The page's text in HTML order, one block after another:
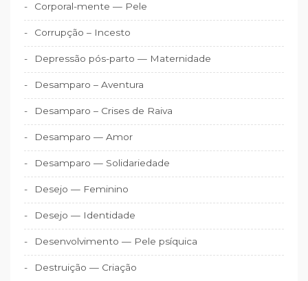
Corporal-mente — Pele
Corrupção – Incesto
Depressão pós-parto — Maternidade
Desamparo – Aventura
Desamparo – Crises de Raiva
Desamparo — Amor
Desamparo — Solidariedade
Desejo — Feminino
Desejo — Identidade
Desenvolvimento — Pele psíquica
Destruição — Criação